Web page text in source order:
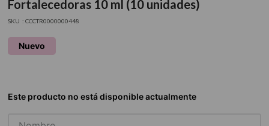
Fortalecedoras 10 ml (10 unidades)
: CCCTR0000000448
Nuevo
5. cepillo
6. gama
8. loreal